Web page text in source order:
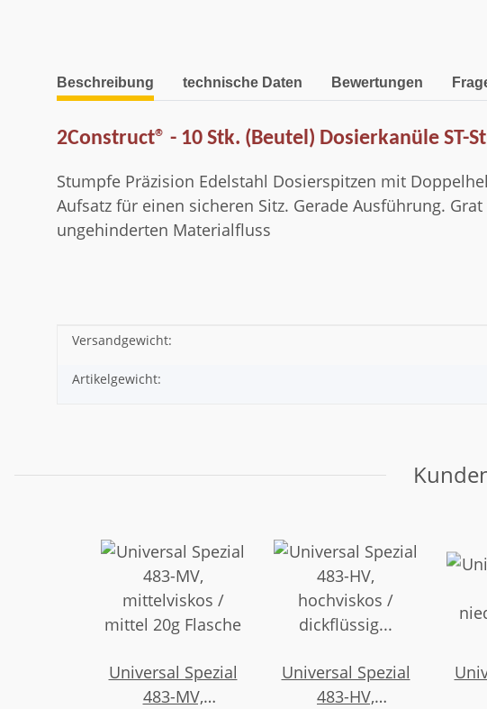
weitere Registerkarten anzeigen
Beschreibung technische Daten Bewertungen
2Construct® - 10 Stk. (Beutel) Dosierkanüle ST-
Stumpfe Präzision Edelstahl Dosierspitzen mit
Aufsatz für einen sicheren Sitz. Gerade Ausführung.
ungehinderten Materialfluss
Produkteigenschaft
Wert
Versandgewicht:
Artikelgewicht:
Universal Spezial
483-MV,
Universal Spezial
483-HV,